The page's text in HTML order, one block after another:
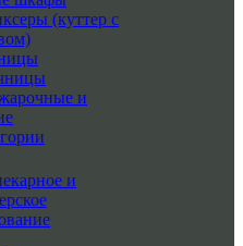
(куттер с
и
и